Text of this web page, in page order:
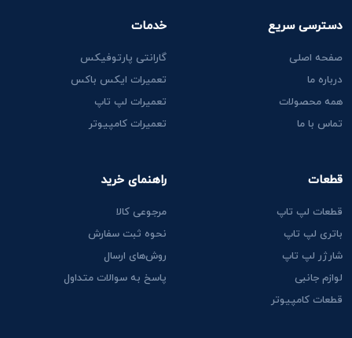
دسترسی سریع
صفحه اصلی
درباره ما
همه محصولات
تماس با ما
قطعات
قطعات لپ تاپ
باتری لپ تاپ
شارژر لپ تاپ
لوازم جانبی
قطعات کامپیوتر
خدمات
گارانتی پارتوفیکس
تعمیرات ایکس باکس
تعمیرات لپ تاپ
تعمیرات کامپیوتر
راهنمای خرید
مرجوعی کالا
نحوه ثبت سفارش
روش‌های ارسال
پاسخ به سوالات متداول